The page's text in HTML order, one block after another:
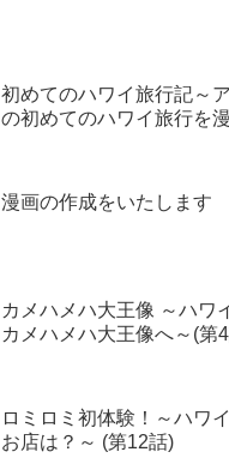
初めてのハワイ旅行記～
の初めてのハワイ旅行を
漫画の作成をいたします
カメハメハ大王像 ～ハワ
カメハメハ大王像へ～(第
ロミロミ初体験！～ハワ
お店は？～ (第12話)